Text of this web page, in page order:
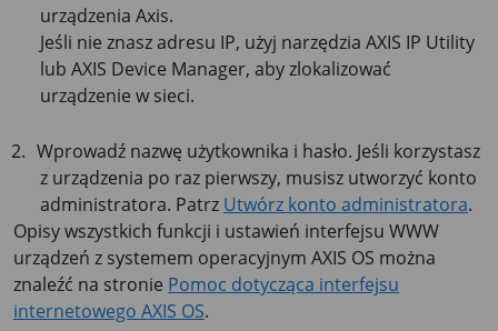
urządzenia Axis.
Jeśli nie znasz adresu IP, użyj narzędzia AXIS IP Utility
lub AXIS Device Manager, aby zlokalizować
urządzenie w sieci.
Wprowadź nazwę użytkownika i hasło. Jeśli korzystasz
z urządzenia po raz pierwszy, musisz utworzyć konto
administratora. Patrz Utwórz konto administratora.
Opisy wszystkich funkcji i ustawień interfejsu WWW
urządzeń z systemem operacyjnym AXIS OS można
znaleźć na stronie Pomoc dotycząca interfejsu
internetowego AXIS OS.